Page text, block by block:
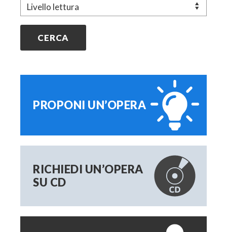
PROPONI UN’OPERA
RICHIEDI UN’OPERA
SU CD